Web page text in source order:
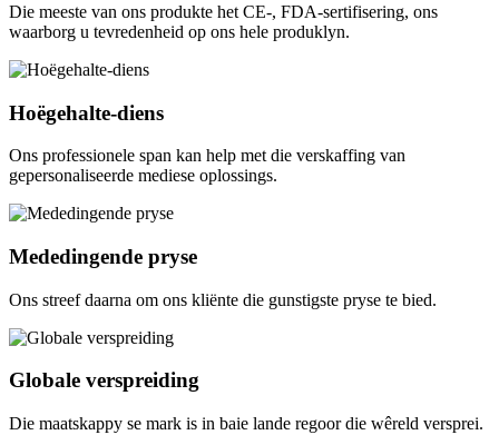
Die meeste van ons produkte het CE-, FDA-sertifisering, ons
waarborg u tevredenheid op ons hele produklyn.
Hoëgehalte-diens
Ons professionele span kan help met die verskaffing van
gepersonaliseerde mediese oplossings.
Mededingende pryse
Ons streef daarna om ons kliënte die gunstigste pryse te bied.
Globale verspreiding
Die maatskappy se mark is in baie lande regoor die wêreld versprei.